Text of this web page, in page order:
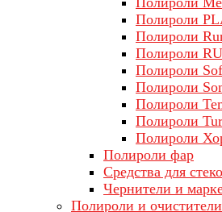
Полироли
Полироли
Полироли
Полироли
Полироли
Полироли
Полироли
Полироли
Полироли фар
Средства для
Чернители и
Полироли и